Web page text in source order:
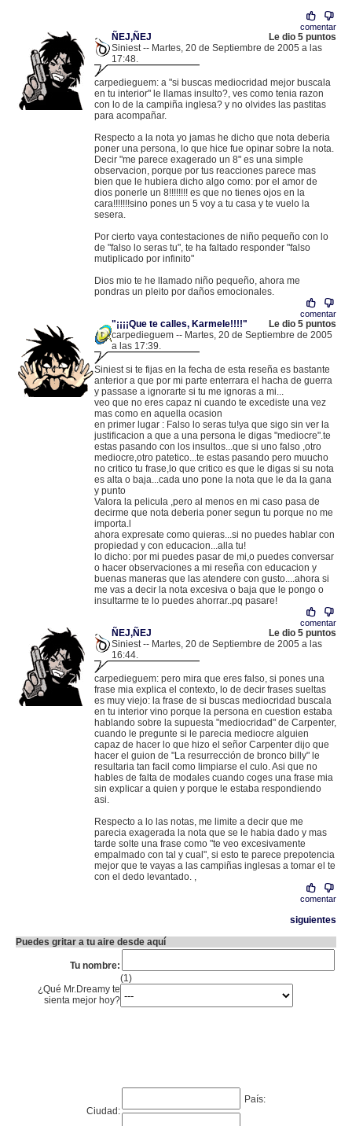
comentar
ÑEJ,ÑEJ
Le dio 5 puntos
Siniest -- Martes, 20 de Septiembre de 2005 a las
17:48.
carpedieguem: a "si buscas mediocridad mejor buscala
en tu interior" le llamas insulto?, ves como tenia razon
con lo de la campiña inglesa? y no olvides las pastitas
para acompañar.
Respecto a la nota yo jamas he dicho que nota deberia
poner una persona, lo que hice fue opinar sobre la nota.
Decir "me parece exagerado un 8" es una simple
observacion, porque por tus reacciones parece mas
bien que le hubiera dicho algo como: por el amor de
dios ponerle un 8!!!!!!!! es que no tienes ojos en la
cara!!!!!!!sino pones un 5 voy a tu casa y te vuelo la
sesera.
Por cierto vaya contestaciones de niño pequeño con lo
de "falso lo seras tu", te ha faltado responder "falso
mutiplicado por infinito"
Dios mio te he llamado niño pequeño, ahora me
pondras un pleito por daños emocionales.
comentar
"¡¡¡¡Que te calles, Karmele!!!!"
Le dio 5 puntos
carpedieguem -- Martes, 20 de Septiembre de 2005
a las 17:39.
Siniest si te fijas en la fecha de esta reseña es bastante
anterior a que por mi parte enterrara el hacha de guerra
y passase a ignorarte si tu me ignoras a mi...
veo que no eres capaz ni cuando te excediste una vez
mas como en aquella ocasion
en primer lugar : Falso lo seras tu!ya que sigo sin ver la
justificacion a que a una persona le digas "mediocre".te
estas pasando con los insultos...que si uno falso ,otro
mediocre,otro patetico...te estas pasando pero muucho
no critico tu frase,lo que critico es que le digas si su nota
es alta o baja...cada uno pone la nota que le da la gana
y punto
Valora la pelicula ,pero al menos en mi caso pasa de
decirme que nota deberia poner segun tu porque no me
importa.l
ahora expresate como quieras...si no puedes hablar con
propiedad y con educacion...alla tu!
lo dicho: por mi puedes pasar de mi,o puedes conversar
o hacer observaciones a mi reseña con educacion y
buenas maneras que las atendere con gusto....ahora si
me vas a decir la nota excesiva o baja que le pongo o
insultarme te lo puedes ahorrar..pq pasare!
comentar
ÑEJ,ÑEJ
Le dio 5 puntos
Siniest -- Martes, 20 de Septiembre de 2005 a las
16:44.
carpedieguem: pero mira que eres falso, si pones una
frase mia explica el contexto, lo de decir frases sueltas
es muy viejo: la frase de si buscas mediocridad buscala
en tu interior vino porque la persona en cuestion estaba
hablando sobre la supuesta "mediocridad" de Carpenter,
cuando le pregunte si le parecia mediocre alguien
capaz de hacer lo que hizo el señor Carpenter dijo que
hacer el guion de "La resurrección de bronco billy" le
resultaria tan facil como limpiarse el culo. Asi que no
hables de falta de modales cuando coges una frase mia
sin explicar a quien y porque le estaba respondiendo
asi.
Respecto a lo las notas, me limite a decir que me
parecia exagerada la nota que se le habia dado y mas
tarde solte una frase como "te veo excesivamente
empalmado con tal y cual", si esto te parece prepotencia
mejor que te vayas a las campiñas inglesas a tomar el te
con el dedo levantado. ,
comentar
siguientes
Puedes gritar a tu aire desde aquí
Tu nombre:
(1)
¿Qué Mr.Dreamy te
sienta mejor hoy?
Ciudad:
País: